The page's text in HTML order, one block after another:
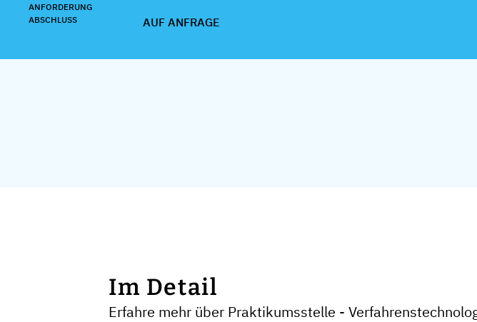
ANFORDERUNG
ABSCHLUSS
AUF ANFRAGE
Im Detail
Erfahre mehr über Praktikumsstelle -